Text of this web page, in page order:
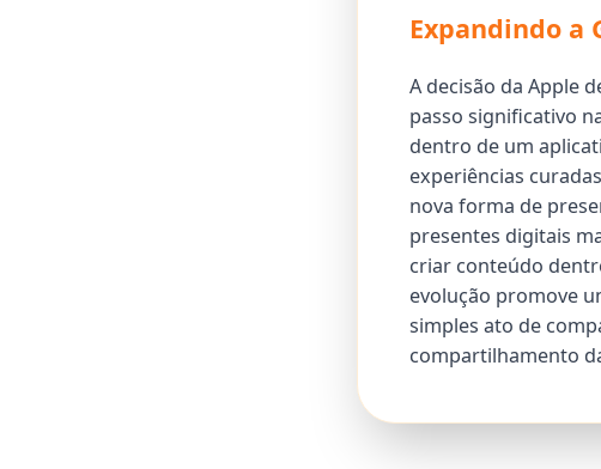
Expandindo a
A decisão da Apple
passo significativo
dentro de um
experiências
nova forma de
presentes digitais
criar conteúdo
evolução promove
simples ato de
compartilhamento